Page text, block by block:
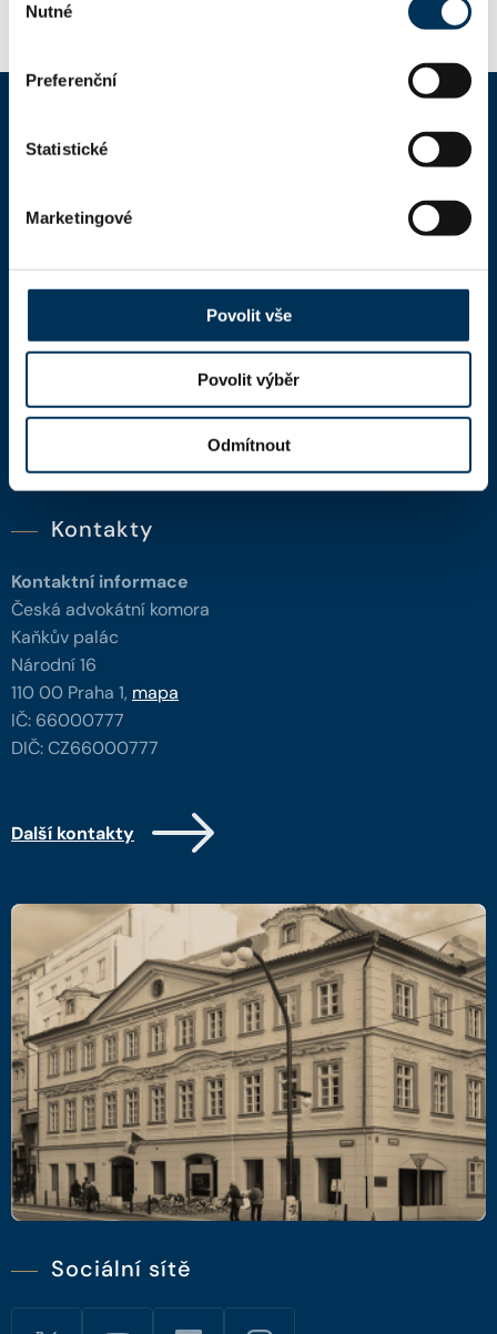
souhlasu
Nutné
Preferenční
Statistické
Marketingové
Povolit vše
Povolit výběr
Odmítnout
ČAK
Domů
Dokumenty a formuláře
Portál ČAK
Kontakty
Kontaktní informace
Česká advokátní komora
Kaňkův palác
Národní 16
110 00 Praha 1, mapa
IČ: 66000777
DIČ: CZ66000777
Další kontakty
Sociální sítě